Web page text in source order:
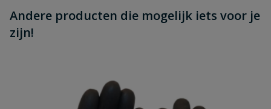
Andere producten die mogelijk iets voor je
zijn!